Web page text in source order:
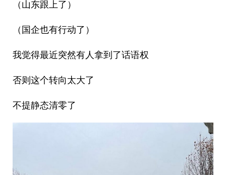
（山东跟上了）
（国企也有行动了）
我觉得最近突然有人拿到了话语权
否则这个转向太大了
不提静态清零了